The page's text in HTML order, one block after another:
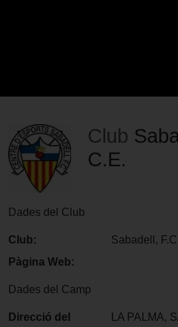
Club
C.E.
Dades del Club
Club:
Sabadell,
Pàgina Web:
Dades del Camp
Direcció del
LA PALMA,